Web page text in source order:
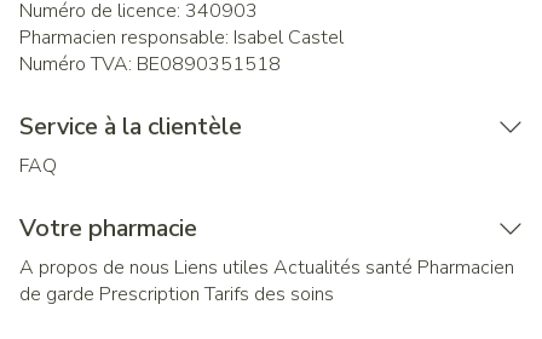
Numéro de licence: 340903
Pharmacien responsable: Isabel Castel
Numéro TVA: BE0890351518
Service à la clientèle
FAQ
Votre pharmacie
A propos de nous Liens utiles Actualités santé Pharmacien
de garde Prescription Tarifs des soins